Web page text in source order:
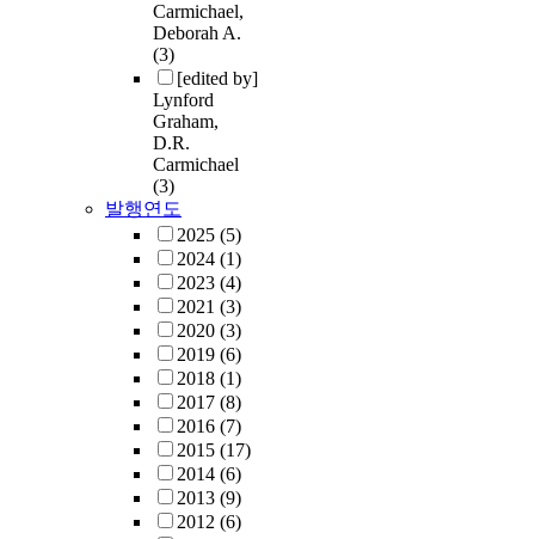
Carmichael,
Deborah A.
(3)
[edited by]
Lynford
Graham,
D.R.
Carmichael
(3)
발행연도
2025 (5)
2024 (1)
2023 (4)
2021 (3)
2020 (3)
2019 (6)
2018 (1)
2017 (8)
2016 (7)
2015 (17)
2014 (6)
2013 (9)
2012 (6)